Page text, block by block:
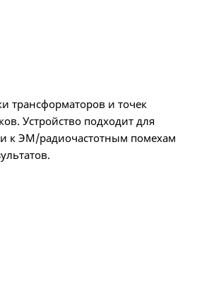
трансформаторов и точек
Устройство подходит для
к ЭМ/радиочастотным помехам